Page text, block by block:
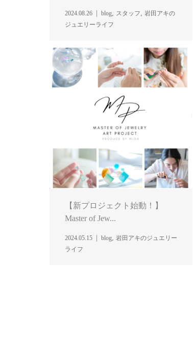
【新プロジェクト始動！】
Master of Jew...
2024.05.15 ,岩田アキのジュエリー
ライフ